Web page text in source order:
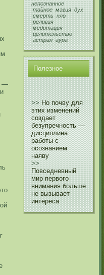
—
непознанное
тайное магия дух
смерть нло
религия
медитация
целительство
астрал аура
Полезнοе
>>Но почву для
этих изменений
создает
безупречность —
дисциплина
работы с
осознанием
наяву
>>
Повседневный
мир первого
внимания больше
не вызывает
интереса